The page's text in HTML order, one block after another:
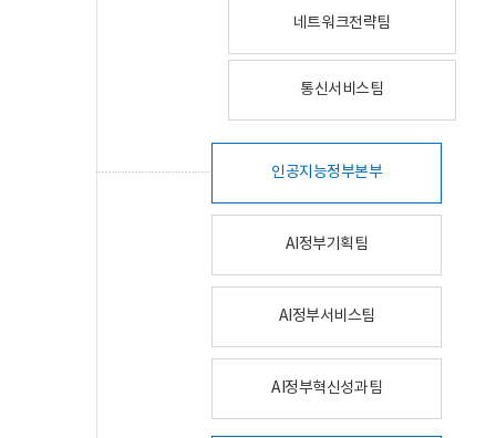
네트워크전략팀
통신서비스팀
인공지능정부본부
AI정부기획팀
AI정부서비스팀
AI정부혁신성과팀